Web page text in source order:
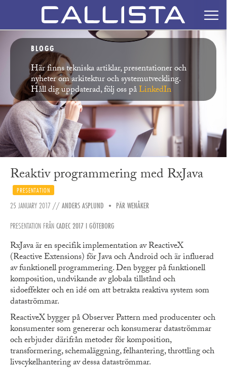
BLOGG
Här finns tekniska artiklar, presentationer och
nyheter om arkitektur och systemutveckling.
Håll dig uppdaterad, följ oss påLinkedIn
Reaktiv programmering med RxJava
PRESENTATION
25 JANUARY 2017 //ANDERS ASPLUND • PÄR WENÅKER
PRESENTATION FRÅNCADEC 2017 I GÖTEBORG
RxJava är en specifik implementation av ReactiveX
(Reactive Extensions) för Java och Android och är influerad
av funktionell programmering. Den bygger på funktionell
komposition, undvikande av globala tillstånd och
sidoeffekter och en idé om att betrakta reaktiva system som
dataströmmar.
ReactiveX bygger på Observer Pattern med producenter och
konsumenter som genererar och konsumerar dataströmmar
och erbjuder därifrån metoder för komposition,
transformering, schemaläggning, felhantering, throttling och
livscykelhantering av dessa dataströmmar.